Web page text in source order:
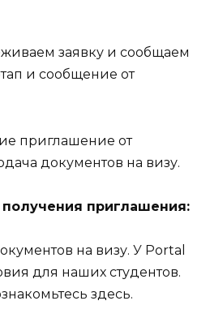
заявку и сообщаем
и сообщение от
приглашение от
документов на визу.
приглашения:
на визу. У Portal
для наших студентов.
здесь.